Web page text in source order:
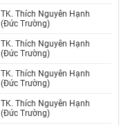
TK. Thích Nguyên Hạnh
(Đức Trường)
TK. Thích Nguyên Hạnh
(Đức Trường)
TK. Thích Nguyên Hạnh
(Đức Trường)
TK. Thích Nguyên Hạnh
(Đức Trường)